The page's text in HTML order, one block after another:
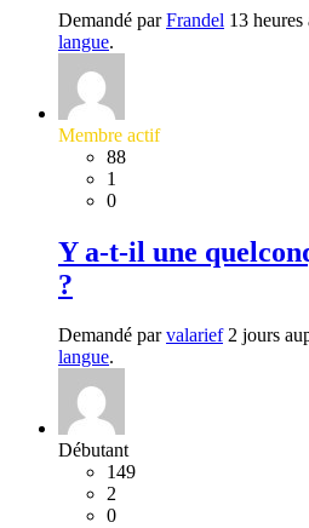
Demandé parFrandel 13 heures
langue.
Membre actif
88
1
0
Y a-t-il une
?
Demandé parvalarief2 jours
langue.
Débutant
149
2
0